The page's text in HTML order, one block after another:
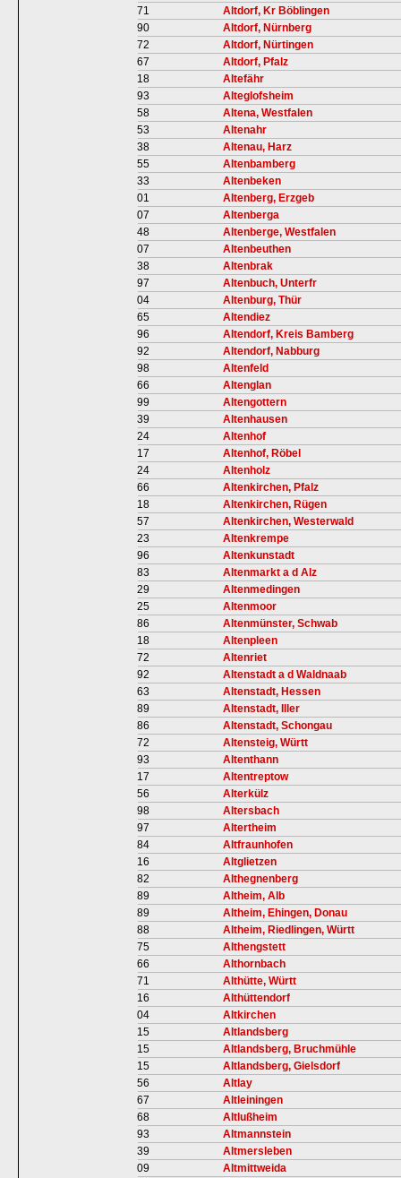
71
Altdorf, Kr Böblingen
90
Altdorf, Nürnberg
72
Altdorf, Nürtingen
67
Altdorf, Pfalz
18
Altefähr
93
Alteglofsheim
58
Altena, Westfalen
53
Altenahr
38
Altenau, Harz
55
Altenbamberg
33
Altenbeken
01
Altenberg, Erzgeb
07
Altenberga
48
Altenberge, Westfalen
07
Altenbeuthen
38
Altenbrak
97
Altenbuch, Unterfr
04
Altenburg, Thür
65
Altendiez
96
Altendorf, Kreis Bamberg
92
Altendorf, Nabburg
98
Altenfeld
66
Altenglan
99
Altengottern
39
Altenhausen
24
Altenhof
17
Altenhof, Röbel
24
Altenholz
66
Altenkirchen, Pfalz
18
Altenkirchen, Rügen
57
Altenkirchen, Westerwald
23
Altenkrempe
96
Altenkunstadt
83
Altenmarkt a d Alz
29
Altenmedingen
25
Altenmoor
86
Altenmünster, Schwab
18
Altenpleen
72
Altenriet
92
Altenstadt a d Waldnaab
63
Altenstadt, Hessen
89
Altenstadt, Iller
86
Altenstadt, Schongau
72
Altensteig, Württ
93
Altenthann
17
Altentreptow
56
Alterkülz
98
Altersbach
97
Altertheim
84
Altfraunhofen
16
Altglietzen
82
Althegnenberg
89
Altheim, Alb
89
Altheim, Ehingen, Donau
88
Altheim, Riedlingen, Württ
75
Althengstett
66
Althornbach
71
Althütte, Württ
16
Althüttendorf
04
Altkirchen
15
Altlandsberg
15
Altlandsberg, Bruchmühle
15
Altlandsberg, Gielsdorf
56
Altlay
67
Altleiningen
68
Altlußheim
93
Altmannstein
39
Altmersleben
09
Altmittweida